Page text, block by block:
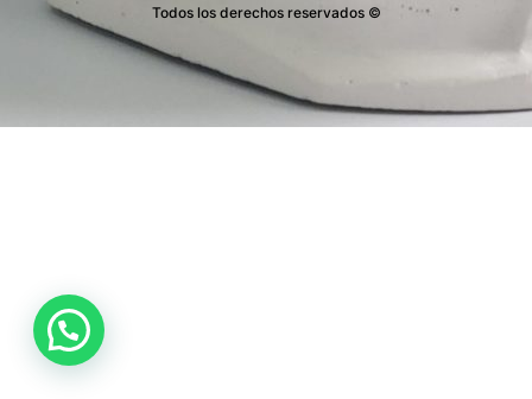
Todos los derechos reservados ©